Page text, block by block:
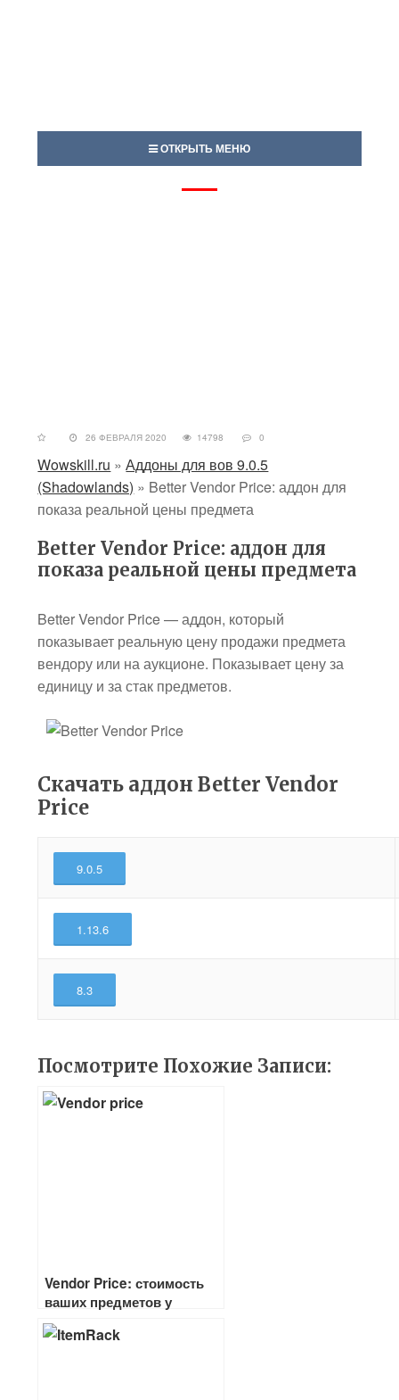
ОТКРЫТЬ МЕНЮ
26 ФЕВРАЛЯ 2020 14798 0
Wowskill.ru »Аддоны для вов 9.0.5
(Shadowlands) » Better Vendor Price: аддон для
показа реальной цены предмета
Better Vendor Price: аддон для
показа реальной цены предмета
Better Vendor Price — аддон, который
показывает реальную цену продажи предмета
вендору или на аукционе. Показывает цену за
единицу и за стак предметов.
Скачать аддон Better Vendor
Price
9.0.5
1.13.6
8.3
Посмотрите Похожие Записи:
Vendor Price: стоимость
ваших предметов у
продавца